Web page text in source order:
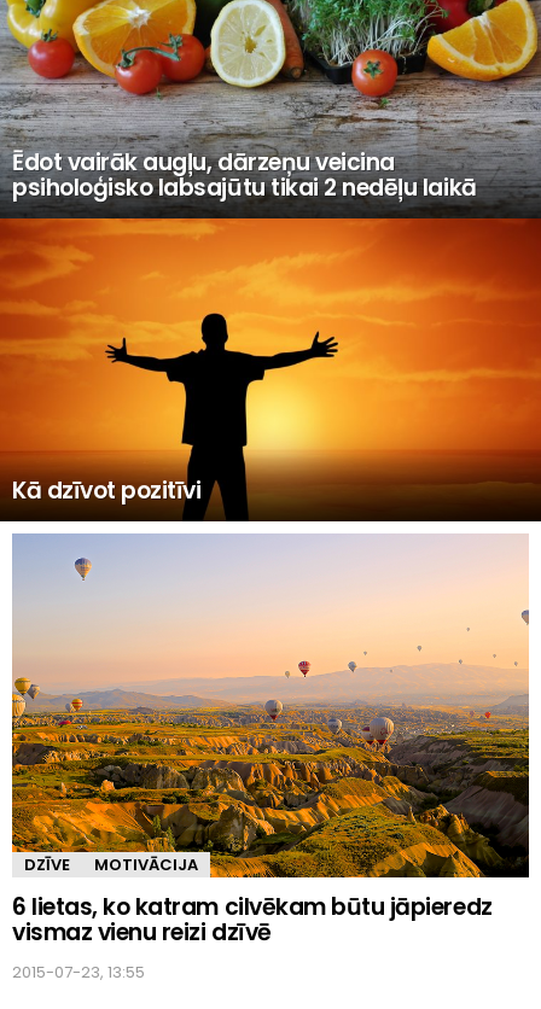
Ēdot vairāk augļu, dārzeņu veicina
psiholoģisko labsajūtu tikai 2 nedēļu laikā
Kā dzīvot pozitīvi
STORIES
DZĪVE MOTIVĀCIJA
6 lietas, ko katram cilvēkam būtu jāpieredz
vismaz vienu reizi dzīvē
2015-07-23, 13:55